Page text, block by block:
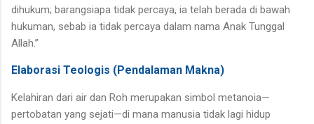
dihukum; barangsiapa tidak percaya, ia telah berada di bawah
hukuman, sebab ia tidak percaya dalam nama Anak Tunggal
Allah.”
Elaborasi Teologis (Pendalaman Makna)
Kelahiran dari air dan Roh merupakan simbol metanoia—
pertobatan yang sejati—di mana manusia tidak lagi hidup